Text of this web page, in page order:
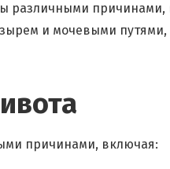
различными причинами,
и мочевыми
причинами, включая: